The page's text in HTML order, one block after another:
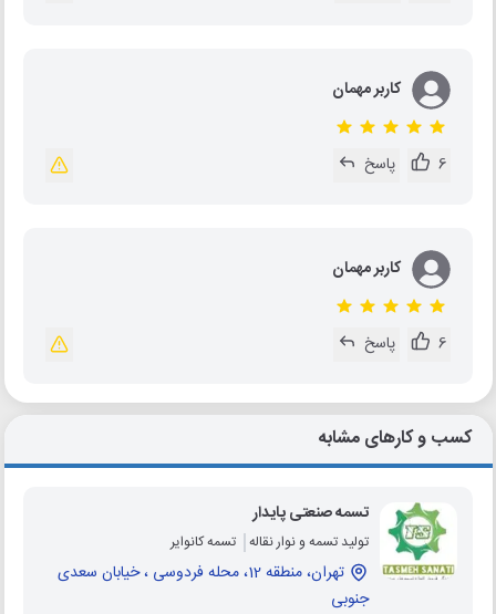
کاربر مهمان
6 پاسخ
کاربر مهمان
6 پاسخ
کسب و کارهای مشابه
تسمه صنعتی پایدار
تولید تسمه و نوار نقاله تسمه کانوایر
تهران، منطقه 12، محله فردوسی ، خیابان سعدی
جنوبی